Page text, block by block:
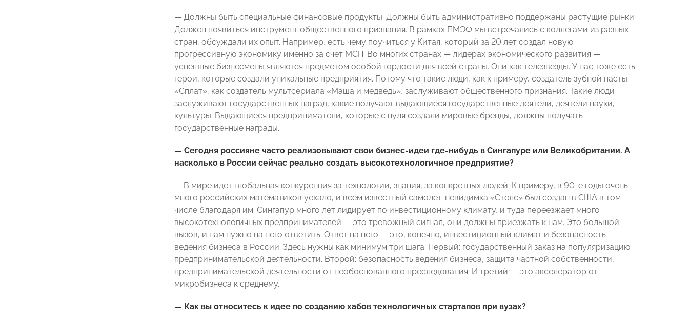
— Должны быть специальные финансовые продукты. Должны быть административно поддержаны растущие рынки.
Должен появиться инструмент общественного признания. В рамках ПМЭФ мы встречались с коллегами из разных
стран, обсуждали их опыт. Например, есть чему поучиться у Китая, который за 20 лет создал новую
прогрессивную экономику именно за счет МСП. Во многих странах — лидерах экономического развития —
успешные бизнесмены являются предметом особой гордости для всей страны. Они как телезвезды. У нас тоже есть
герои, которые создали уникальные предприятия. Потому что такие люди, как к примеру, создатель зубной пасты
«Сплат», как создатель мультсериала «Маша и медведь», заслуживают общественного признания. Такие люди
заслуживают государственных наград, какие получают выдающиеся государственные деятели, деятели науки,
культуры. Выдающиеся предприниматели, которые с нуля создали мировые бренды, должны получать
государственные награды.
— Сегодня россияне часто реализовывают свои бизнес-идеи где-нибудь в Сингапуре или Великобритании. А
насколько в России сейчас реально создать высокотехнологичное предприятие?
— В мире идет глобальная конкуренция за технологии, знания, за конкретных людей. К примеру, в 90-е годы очень
много российских математиков уехало, и всем известный самолет-невидимка «Стелс» был создан в США в том
числе благодаря им. Сингапур много лет лидирует по инвестиционному климату, и туда переезжает много
высокотехнологичных предпринимателей — это тревожный сигнал, они должны приезжать к нам. Это большой
вызов, и нам нужно на него ответить. Ответ на него — это, конечно, инвестиционный климат и безопасность
ведения бизнеса в России. Здесь нужны как минимум три шага. Первый: государственный заказ на популяризацию
предпринимательской деятельности. Второй: безопасность ведения бизнеса, защита частной собственности,
предпринимательской деятельности от необоснованного преследования. И третий — это акселератор от
микробизнеса к среднему.
— Как вы относитесь к идее по созданию хабов технологичных стартапов при вузах?